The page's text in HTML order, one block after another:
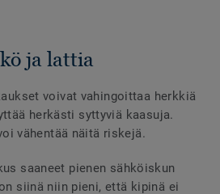
ja lattia
voivat vahingoittaa herkkiä
herkästi syttyviä kaasuja.
vähentää näitä riskejä.
saaneet pienen sähköiskun
siinä niin pieni, että kipinä ei